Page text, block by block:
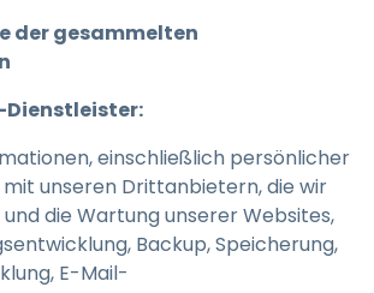
der gesammelten
einschließlich persönlicher
unseren Drittanbietern, die wir
die Wartung unserer Websites,
Backup, Speicherung,
E-Mail-